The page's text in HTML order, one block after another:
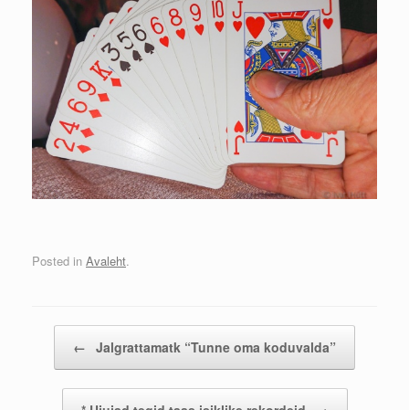
Posted in Avaleht.
← Jalgrattamatk “Tunne oma koduvalda”